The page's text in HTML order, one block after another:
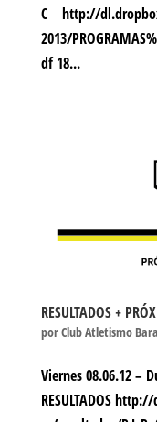
C http://
2013/
df 18...
RESULTADOS +
porClub Atletismo
Viernes 08.06.12 –
RESULTADOS